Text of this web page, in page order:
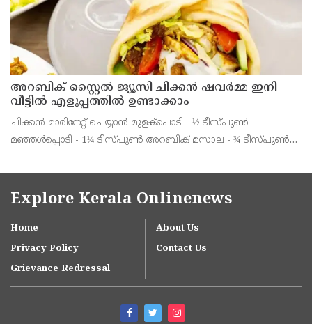
അറബിക് സ്റ്റൈൽ ജ്യൂസി ചിക്കൻ ഷവർമ്മ ഇനി
വീട്ടിൽ എളുപ്പത്തിൽ ഉണ്ടാക്കാം
ചിക്കൻ മാരിനേറ്റ് ചെയ്യാൻ മുളക്പൊടി - ½ ടീസ്പുൺ
മഞ്ഞൾപ്പൊടി - 1¼ ടീസ്പുൺ അറബിക് മസാല - ¾ ടീസ്പുൺ
Explore Kerala Onlinenews
Home
About Us
Privacy Policy
Contact Us
Grievance Redressal